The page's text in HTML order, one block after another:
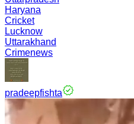
Haryana
Cricket
Lucknow
Uttarakhand
Crimenews
pradeepfishta